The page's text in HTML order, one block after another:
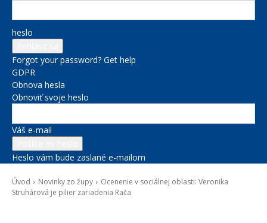
heslo
Forgot your password? Get help
GDPR
Obnova hesla
Obnoviť svoje heslo
Váš e-mail
Heslo vám bude zaslané e-mailom
Úvod Novinky zo župy
Ocenenie v sociálnej oblasti: Veronika
Struhárová je pilier zariadenia Rača